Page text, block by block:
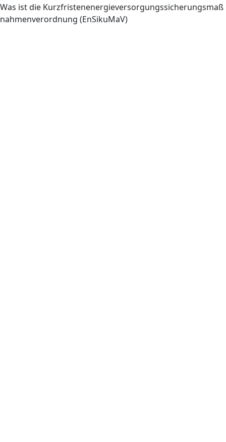
Was ist die Kurzfristenenergieversorgungssicherungsmaß
nahmenverordnung (EnSikuMaV)